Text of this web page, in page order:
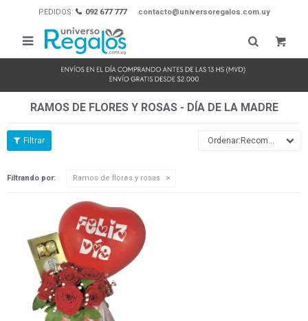
PEDIDOS: 092 677 777 contacto@universoregalos.com.uy

RAMOS DE FLORES Y ROSAS - DÍA DE LA MADRE
Recomendados
Filtrando por: Ramos de flores y rosas